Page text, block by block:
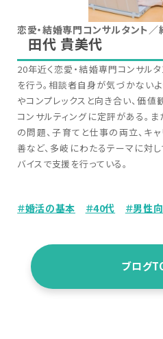
恋愛・結婚専門コンサルタント
田代 貴美代
20年近く恋愛・結婚専門コンサル
を行う。相談者自身が気づかない
やコンプレックスと向き合い、価
コンサルティングに定評がある。
の問題、子育てと仕事の両立、キ
善など、多岐にわたるテーマに対
バイスで支援を行っている。
＃婚活の基本 ＃40代 ＃男性
ブログ